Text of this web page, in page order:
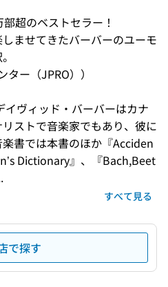
超のベストセラー！
ませてきたバーバーのユーモ
ター（JPRO））
ヴィッド・バーバーはカナ
ストで音楽家でもあり、彼に
書では本書のほか『Acciden
Dictionary』、『Bach,Beet
すべて見る
で探す